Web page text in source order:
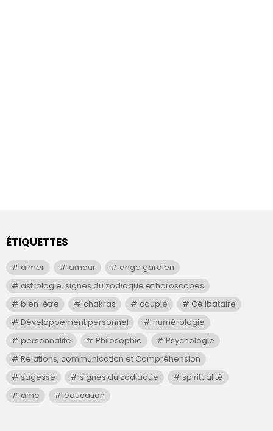
ÉTIQUETTES
aimer amour
ange gardien
astrologie, signes du zodiaque et horoscopes
bien-être
chakras couple
Célibataire
Développement personnel
numérologie
personnalité
Philosophie
Psychologie
Relations, communication et Compréhension
sagesse
signes du zodiaque
spiritualité
âme
éducation